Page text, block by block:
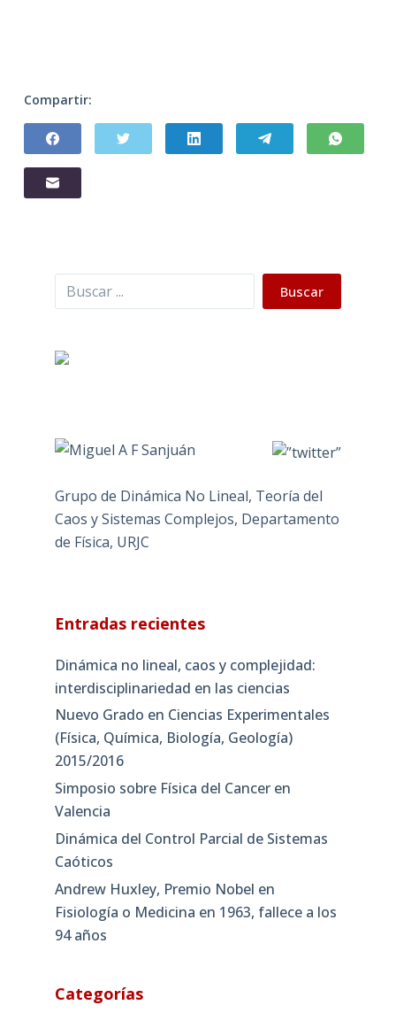
Compartir:
Buscar Buscar
Grupo de Dinámica No Lineal, Teoría del
Caos y Sistemas Complejos, Departamento
de Física, URJC
Entradas recientes
Dinámica no lineal, caos y complejidad:
interdisciplinariedad en las ciencias
Nuevo Grado en Ciencias Experimentales
(Física, Química, Biología, Geología)
2015/2016
Simposio sobre Física del Cancer en
Valencia
Dinámica del Control Parcial de Sistemas
Caóticos
Andrew Huxley, Premio Nobel en
Fisiología o Medicina en 1963, fallece a los
94 años
Categorías